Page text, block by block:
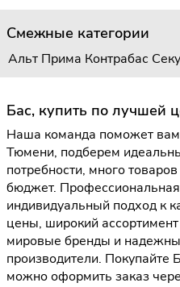
Смежные категории
Альт Прима Контрабас
Бас, купить по лучшей
Наша команда поможет вам
Тюмени, подберем
потребности, много
бюджет.
индивидуальный подход к
цены, широкий
мировые бренды и
производители. Покупайте
можно оформить заказ